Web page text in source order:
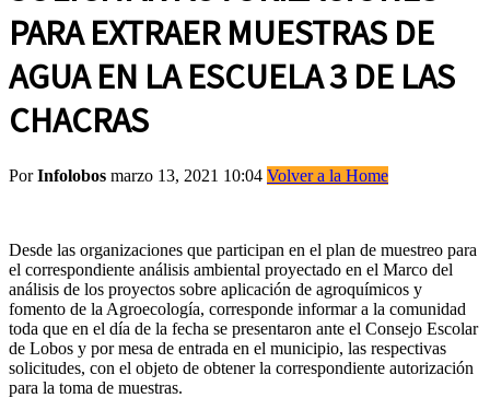
PARA EXTRAER MUESTRAS DE
AGUA EN LA ESCUELA 3 DE LAS
CHACRAS
PorInfolobos marzo 13, 2021 10:04 Volver a la Home
Desde las organizaciones que participan en el plan de muestreo para
el correspondiente análisis ambiental proyectado en el Marco del
análisis de los proyectos sobre aplicación de agroquímicos y
fomento de la Agroecología, corresponde informar a la comunidad
toda que en el día de la fecha se presentaron ante el Consejo Escolar
de Lobos y por mesa de entrada en el municipio, las respectivas
solicitudes, con el objeto de obtener la correspondiente autorización
para la toma de muestras.